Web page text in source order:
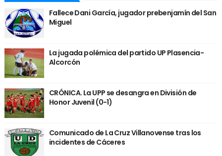
Fallece Dani García, jugador prebenjamín del San
Miguel
La jugada polémica del partido UP Plasencia-
Alcorcón
CRÓNICA. La UPP se desangra en División de
Honor Juvenil (0-1)
Comunicado de La Cruz Villanovense tras los
incidentes de Cáceres